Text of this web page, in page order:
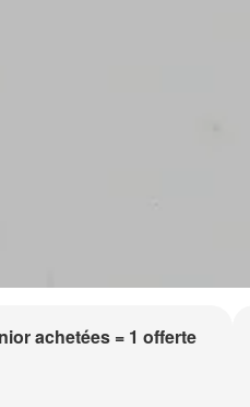
achetées = 1 offerte